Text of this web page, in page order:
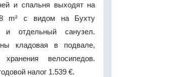
и спальня выходят на
m² с видом на Бухту
и отдельный санузел.
кладовая в подвале,
велосипедов.
налог 1.539 €.